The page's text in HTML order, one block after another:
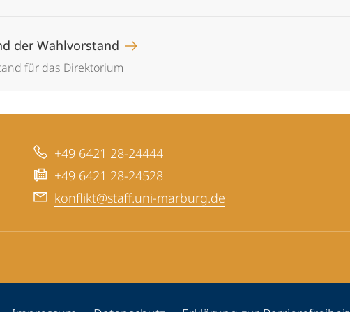
der Wahlvorstand
für das Direktorium
+49 6421 28-24444
+49 6421 28-24528
konflikt@staff.uni-marburg.de